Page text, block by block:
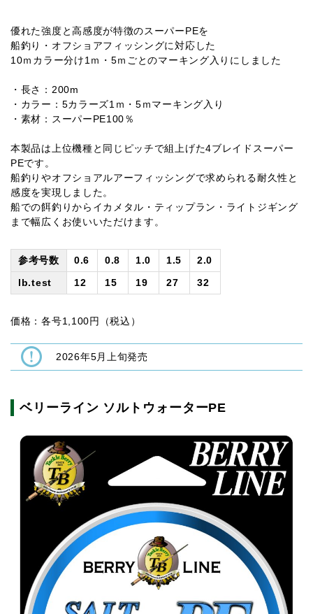
優れた強度と高感度が特徴のスーパーPEを
船釣り・オフショアフィッシングに対応した
10ｍカラー分け1ｍ・5ｍごとのマーキング入りにしました
・長さ：200m
・カラー：5カラーズ1ｍ・5ｍマーキング入り
・素材：スーパーPE100％
本製品は上位機種と同じピッチで組上げた4ブレイドスーパー
PEです。
船釣りやオフショアルアーフィッシングで求められる耐久性と
感度を実現しました。
船での餌釣りからイカメタル・ティップラン・ライトジギング
まで幅広くお使いいただけます。
参考号数 0.6 0.8 1.0 1.5
2.0
lb.test
12 15 19 27 32
価格：各号1,100円（税込）
2026年5月上旬発売
ベリーライン ソルトウォーターPE